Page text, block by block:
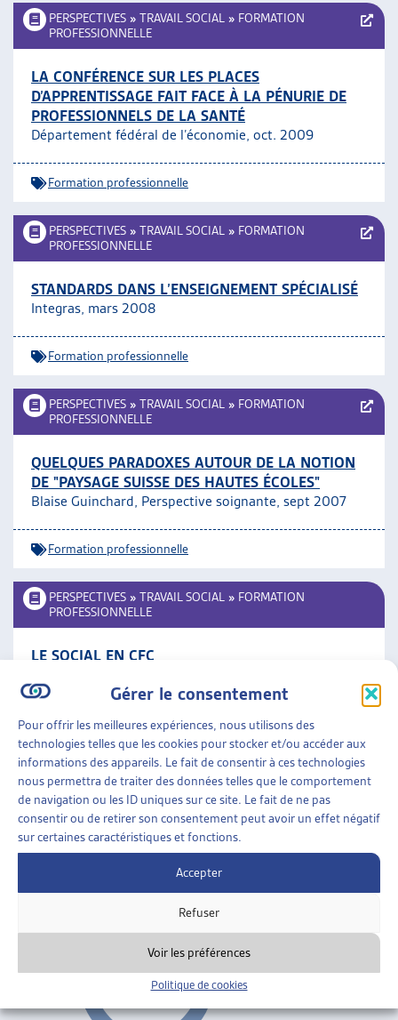
Gérer le consentement
Pour offrir les meilleures expériences, nous utilisons des
technologies telles que les cookies pour stocker et/ou accéder aux
informations des appareils. Le fait de consentir à ces technologies
nous permettra de traiter des données telles que le comportement
de navigation ou les ID uniques sur ce site. Le fait de ne pas
consentir ou de retirer son consentement peut avoir un effet négatif
sur certaines caractéristiques et fonctions.
Accepter
Refuser
Voir les préférences
Politique de cookies
PERSPECTIVES » TRAVAIL SOCIAL » FORMATION
PROFESSIONNELLE
LA CONFÉRENCE SUR LES PLACES
D’APPRENTISSAGE FAIT FACE À LA PÉNURIE DE
PROFESSIONNELS DE LA SANTÉ
Département fédéral de l’économie, oct. 2009
Formation professionnelle
PERSPECTIVES » TRAVAIL SOCIAL » FORMATION
PROFESSIONNELLE
STANDARDS DANS L’ENSEIGNEMENT SPÉCIALISÉ
Integras, mars 2008
Formation professionnelle
PERSPECTIVES » TRAVAIL SOCIAL » FORMATION
PROFESSIONNELLE
QUELQUES PARADOXES AUTOUR DE LA NOTION
DE "PAYSAGE SUISSE DES HAUTES ÉCOLES"
Blaise Guinchard, Perspective soignante, sept 2007
Formation professionnelle
PERSPECTIVES » TRAVAIL SOCIAL » FORMATION
PROFESSIONNELLE
LE SOCIAL EN CFC
Formation professionnelle
PERSPECTIVES»TRAVAIL SOCIAL»FORMATION
PROFESSIONNELLE
RÉFÉRENTIEL DE COMPÉTENCE
Formation professionnelle